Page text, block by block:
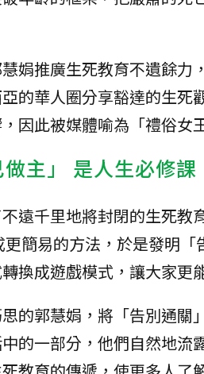
娟推廣生死教育不遺餘力
的華人圈分享豁達的生死
因此被媒體喻為「禮俗女
做主」 是人生必修課
遠千里地將封閉的生死教
更簡易的方法，於是發明
換成遊戲模式，讓大家更
的郭慧娟，將「告別通關
的一部分，他們自然地流